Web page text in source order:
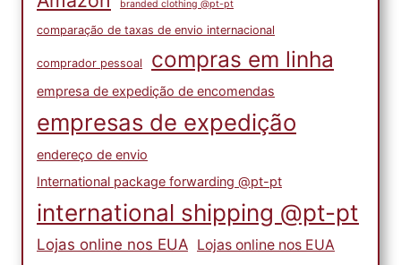
branded clothing @pt-pt
comparação de taxas de envio internacional
comprador pessoal compras em linha
empresa de expedição de encomendas
empresas de expedição
endereço de envio
International package forwarding @pt-pt
international shipping @pt-pt
Lojas online nos EUA Lojas online nos EUA